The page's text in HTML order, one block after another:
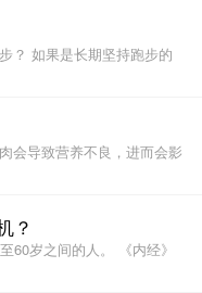
？ 如果是长期坚持跑步的
会导致营养不良，进而会影
？
60岁之间的人。 《内经》